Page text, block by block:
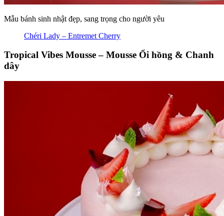
Mẫu bánh sinh nhật đẹp, sang trọng cho người yêu
Chéri Lady – Entremet Cherry
Tropical Vibes Mousse – Mousse Ổi hồng & Chanh
dây